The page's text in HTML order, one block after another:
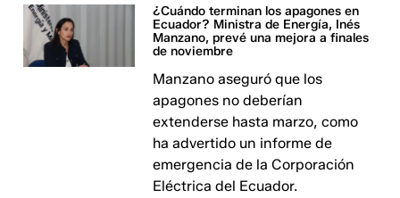
¿Cuándo terminan los apagones en
Ecuador? Ministra de Energía, Inés
Manzano, prevé una mejora a finales
de noviembre
Manzano aseguró que los
apagones no deberían
extenderse hasta marzo, como
ha advertido un informe de
emergencia de la Corporación
Eléctrica del Ecuador.